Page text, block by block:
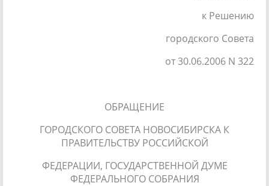
к Решению
городского Совета
от 30.06.2006 N 322
ОБРАЩЕНИЕ
ГОРОДСКОГО СОВЕТА НОВОСИБИРСКА К
ПРАВИТЕЛЬСТВУ РОССИЙСКОЙ
ФЕДЕРАЦИИ, ГОСУДАРСТВЕННОЙ ДУМЕ
ФЕДЕРАЛЬНОГО СОБРАНИЯ